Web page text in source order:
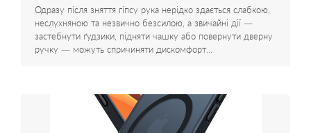
Одразу після зняття гіпсу рука нерідко здається слабкою,
неслухняною та незвично безсилою, а звичайні дії —
застебнути ґудзики, підняти чашку або повернути дверну
ручку — можуть спричиняти дискомфорт…